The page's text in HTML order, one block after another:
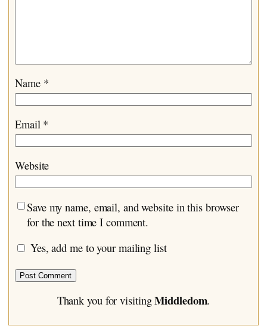
Name *
Email *
Website
Save my name, email, and website in this browser
for the next time I comment.
Yes, add me to your mailing list
Thank you for visitingMiddledom.